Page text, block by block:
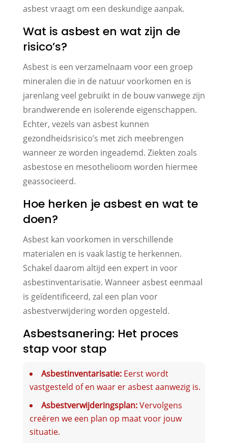
asbest vraagt om een deskundige aanpak.
Wat is asbest en wat zijn de
risico’s?
Asbest is een verzamelnaam voor een groep
mineralen die in de natuur voorkomen en is
jarenlang veel gebruikt in de bouw vanwege zijn
brandwerende en isolerende eigenschappen.
Echter, vezels van asbest kunnen
gezondheidsrisico’s met zich meebrengen
wanneer ze worden ingeademd. Ziekten zoals
asbestose en mesothelioom worden hiermee
geassocieerd.
Hoe herken je asbest en wat te
doen?
Asbest kan voorkomen in verschillende
materialen en is vaak lastig te herkennen.
Schakel daarom altijd een expert in voor
asbestinventarisatie. Wanneer asbest eenmaal
is geïdentificeerd, zal een plan voor
asbestverwijdering worden opgesteld.
Asbestsanering: Het proces
stap voor stap
Asbestinventarisatie:Eerst wordt
vastgesteld of en waar er asbest aanwezig is.
Asbestverwijderingsplan:Vervolgens
creëren we een plan op maat voor jouw
situatie.